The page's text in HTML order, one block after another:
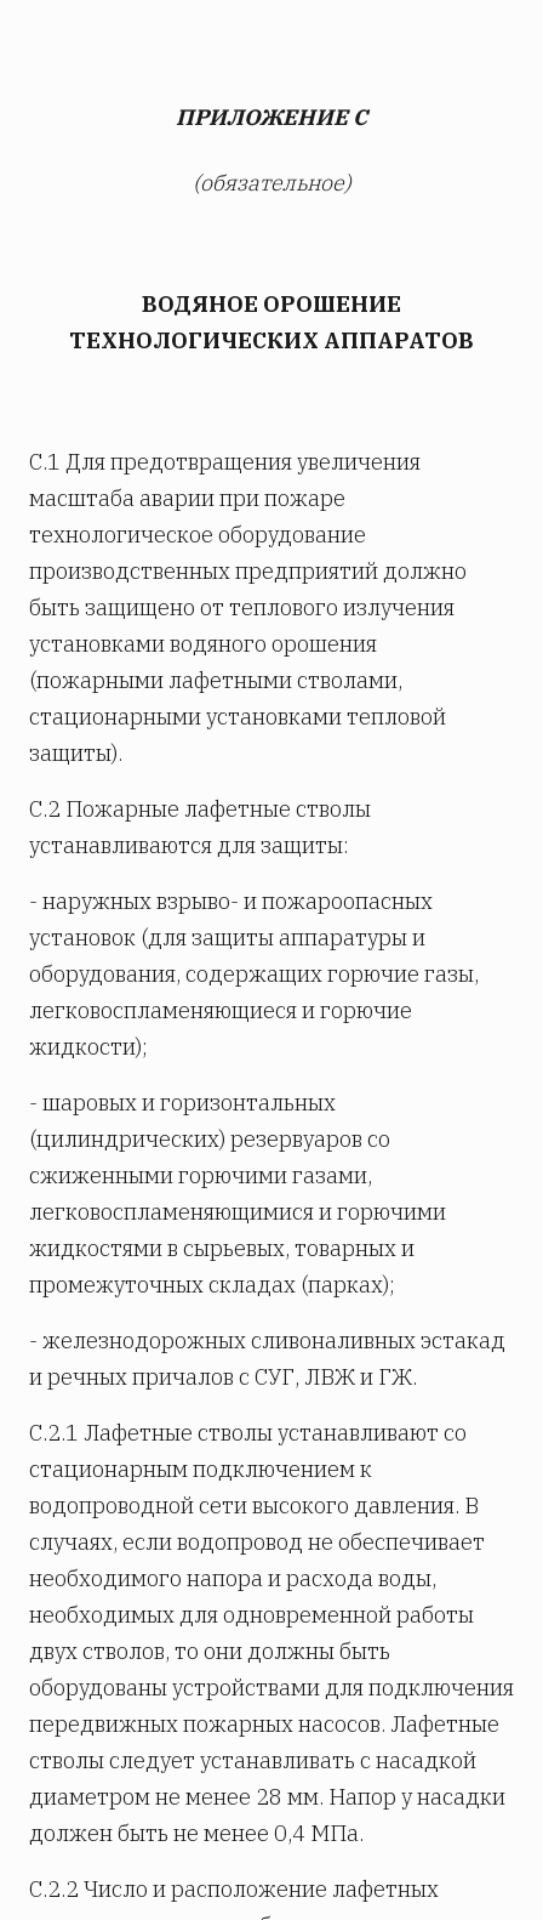
ПРИЛОЖЕНИЕ С
(обязательное)
ВОДЯНОЕ ОРОШЕНИЕ
ТЕХНОЛОГИЧЕСКИХ АППАРАТОВ
С.1 Для предотвращения увеличения
масштаба аварии при пожаре
технологическое оборудование
производственных предприятий должно
быть защищено от теплового излучения
установками водяного орошения
(пожарными лафетными стволами,
стационарными установками тепловой
защиты).
С.2 Пожарные лафетные стволы
устанавливаются для защиты:
- наружных взрыво- и пожароопасных
установок (для защиты аппаратуры и
оборудования, содержащих горючие газы,
легковоспламеняющиеся и горючие
жидкости);
- шаровых и горизонтальных
(цилиндрических) резервуаров со
сжиженными горючими газами,
легковоспламеняющимися и горючими
жидкостями в сырьевых, товарных и
промежуточных складах (парках);
- железнодорожных сливоналивных эстакад
и речных причалов с СУГ, ЛВЖ и ГЖ.
С.2.1 Лафетные стволы устанавливают со
стационарным подключением к
водопроводной сети высокого давления. В
случаях, если водопровод не обеспечивает
необходимого напора и расхода воды,
необходимых для одновременной работы
двух стволов, то они должны быть
оборудованы устройствами для подключения
передвижных пожарных насосов. Лафетные
стволы следует устанавливать с насадкой
диаметром не менее 28 мм. Напор у насадки
должен быть не менее 0,4 МПа.
С.2.2 Число и расположение лафетных